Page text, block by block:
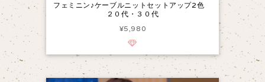
フェミニン♪ケーブルニットセットアップ2色
２０代・３０代
¥5,980